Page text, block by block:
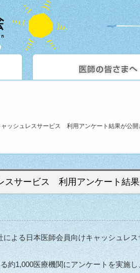
ッシュレスサービス 利用アンケート結果が公開
スサービス 利用アンケート結果
よる日本医師会員向けキャッシュレ
1,000医療機関にアンケートを実施